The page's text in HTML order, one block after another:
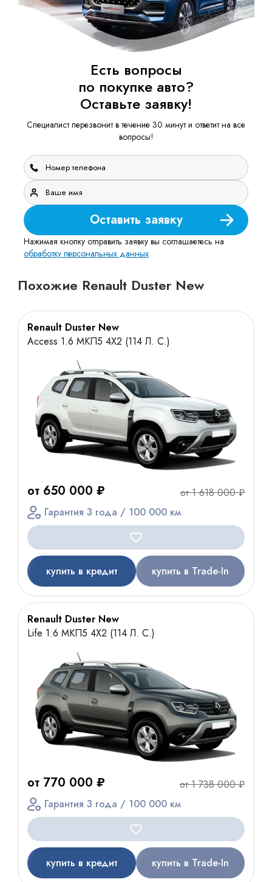
Есть вопросы
по покупке авто?
Оставьте заявку!
Специалист перезвонит в течение 30 минут и ответит на все
вопросы!
Оставить заявку
Нажимая кнопку отправить заявку вы соглашаетесь на
обработку персональных данных
Похожие Renault Duster New
Renault Duster New
Access 1.6 МКП5 4Х2 (114 Л. С.)
от 650 000 ₽
от 1 618 000 ₽
Гарантия 3 года / 100 000 км
купить в кредит купить в Trade-In
Renault Duster New
Life 1.6 МКП5 4Х2 (114 Л. С.)
от 770 000 ₽
от 1 738 000 ₽
Гарантия 3 года / 100 000 км
купить в кредит купить в Trade-In